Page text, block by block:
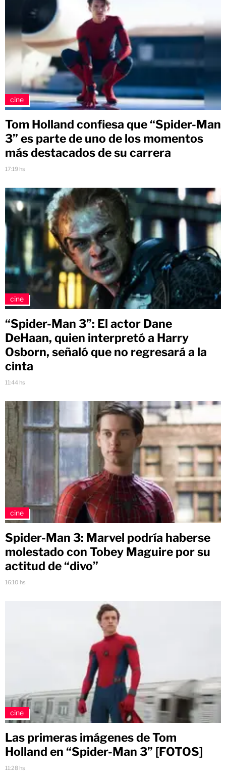
cine
Tom Holland confiesa que “Spider-Man
3” es parte de uno de los momentos
más destacados de su carrera
17:19 hs
cine
“Spider-Man 3”: El actor Dane
DeHaan, quien interpretó a Harry
Osborn, señaló que no regresará a la
cinta
11:44 hs
cine
Spider-Man 3: Marvel podría haberse
molestado con Tobey Maguire por su
actitud de “divo”
16:10 hs
cine
Las primeras imágenes de Tom
Holland en “Spider-Man 3” [FOTOS]
11:28 hs